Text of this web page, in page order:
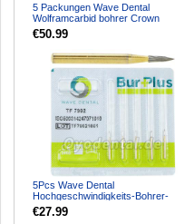
5 Packungen Wave Dental
Wolframcarbid bohrer Crown
Entfernung Midwest Pear FG 33...
€50.99
5Pcs Wave Dental
Hochgeschwindigkeits-Bohrer-
Trimm-Finishing-Hartmetallbohrer
12...
€27.99